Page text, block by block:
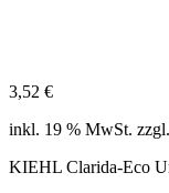
3,52 €
inkl. 19 % MwSt. zzgl.
KIEHL Clarida-Eco